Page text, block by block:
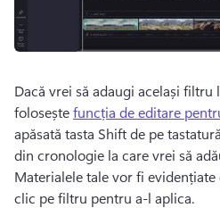
Dacă vrei să adaugi același
folosește funcția de editare
apăsată tasta Shift de pe
din cronologie la care vrei să
Materialele tale vor fi
clic pe filtru pentru a-l aplica.